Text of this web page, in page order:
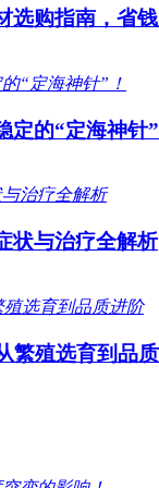
选购指南，省
的“定海神针”
状与治疗全解析
繁殖选育到品